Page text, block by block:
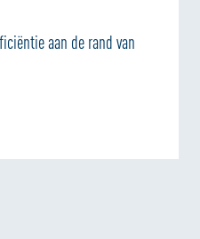
aan de rand van